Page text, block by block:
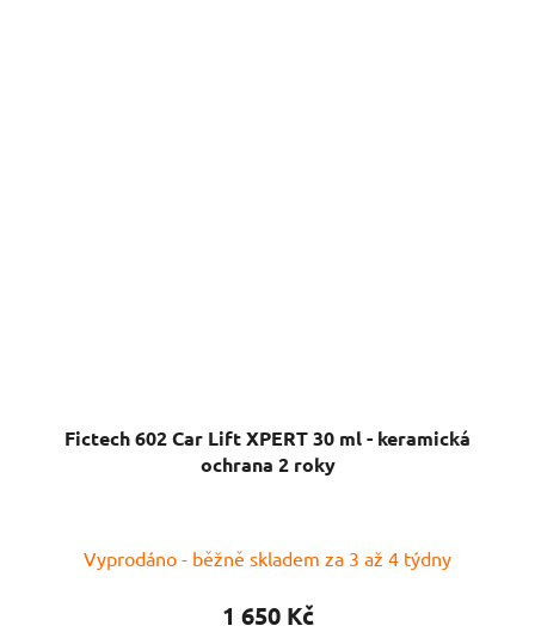
Fictech 602 Car Lift XPERT 30 ml - keramická
ochrana 2 roky
Vyprodáno - běžně skladem za 3 až 4 týdny
1 650 Kč